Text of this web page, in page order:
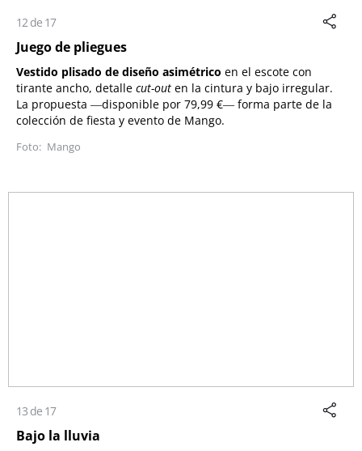
12 de 17
Juego de pliegues
Vestido plisado de diseño asimétrico en el escote con
tirante ancho, detalle cut-out en la cintura y bajo irregular.
La propuesta ―disponible por 79,99 €― forma parte de la
colección de fiesta y evento de Mango.
Mango
13 de 17
Bajo la lluvia